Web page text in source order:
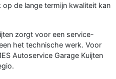
de lange termijn kwaliteit kan
zorgt voor een service-
het technische werk. Voor
Autoservice Garage Kuijten